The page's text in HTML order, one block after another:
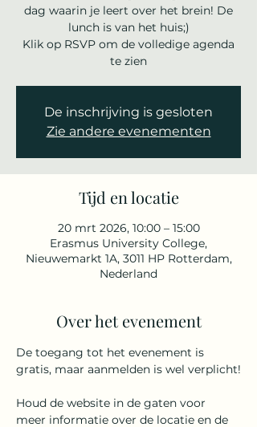
dag waarin je leert over het brein! De
lunch is van het huis;)
Klik op RSVP om de volledige agenda
te zien
De inschrijving is gesloten
Zie andere evenementen
Tijd en locatie
20 mrt 2026, 10:00 – 15:00
Erasmus University College,
Nieuwemarkt 1A, 3011 HP Rotterdam,
Nederland
Over het evenement
De toegang tot het evenement is
gratis, maar aanmelden is wel verplicht!
Houd de website in de gaten voor
meer informatie over de locatie en de